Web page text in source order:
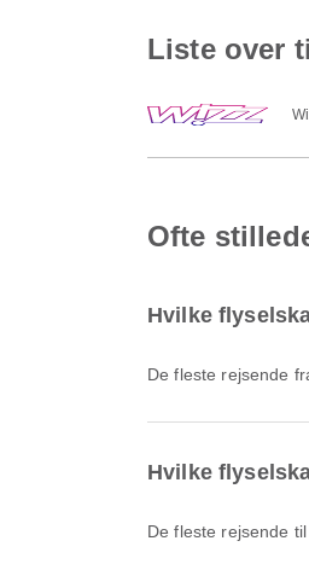
Liste over
Ofte
Hvilke
De fleste rejsende
Hvilke
De fleste rejsende